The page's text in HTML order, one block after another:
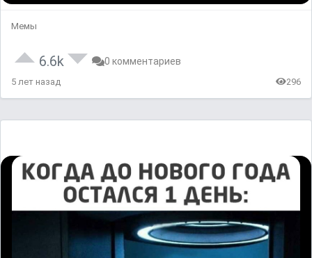
Мемы
6.6k 0 комментариев
5 лет назад 296